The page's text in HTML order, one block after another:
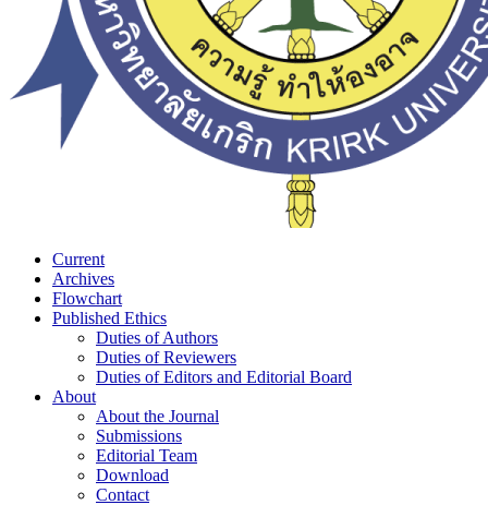
Current
Archives
Flowchart
Published Ethics
Duties of Authors
Duties of Reviewers
Duties of Editors and Editorial Board
About
About the Journal
Submissions
Editorial Team
Download
Contact